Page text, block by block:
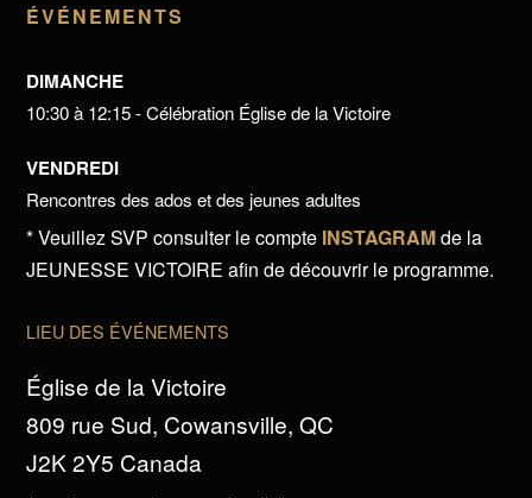
ÉVÉNEMENTS
DIMANCHE
10:30 à 12:15 - Célébration Église de la Victoire
VENDREDI
Rencontres des ados et des jeunes adultes
* Veuillez SVP consulter le compte INSTAGRAMde la
JEUNESSE VICTOIRE afin de découvrir le programme.
LIEU DES ÉVÉNEMENTS
Église de la Victoire
809 rue Sud, Cowansville, QC
J2K 2Y5 Canada